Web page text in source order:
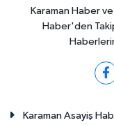
Karaman Haber
Haber'den
Karaman Asayiş